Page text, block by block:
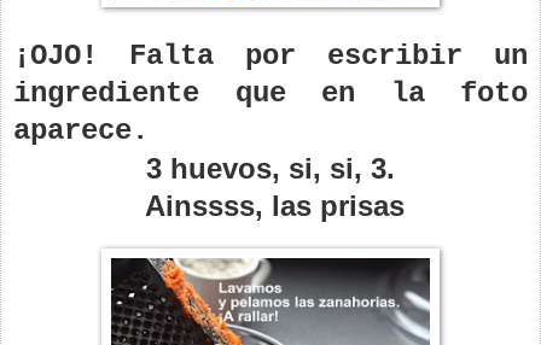
¡OJO! Falta por escribir un
ingrediente que en la foto
aparece.
3 huevos, si, si, 3.
Ainssss, las prisas